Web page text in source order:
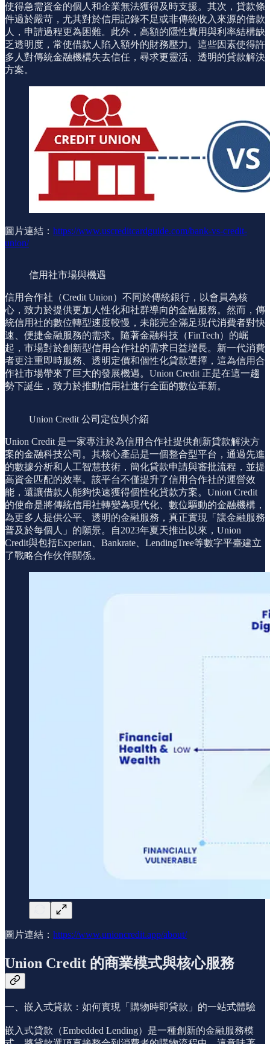
使得急需資金的個人和企業無法獲得及時支援。其次，貸款條
件過於嚴苛，尤其對於信用記錄不足或非傳統收入來源的借款
人，申請過程更為困難。此外，高額的隱性費用與利率結構缺
乏透明度，常使借款人陷入額外的財務壓力。這些因素使得許
多人對傳統金融機構失去信任，尋求更靈活、透明的貸款解決
方案。
圖片連結： https://www.uscreditcardguide.com/bank-vs-credit-
union/
信用社市場與機遇
信用合作社（Credit Union）不同於傳統銀行，以會員為核
心，致力於提供更加人性化和社群導向的金融服務。然而，傳
統信用社的數位轉型速度較慢，未能完全滿足現代消費者對快
速、便捷金融服務的需求。隨著金融科技（FinTech）的崛
起，市場對於創新型信用合作社的需求日益增長。新一代消費
者更注重即時服務、透明定價和個性化貸款選擇，這為信用合
作社市場帶來了巨大的發展機遇。Union Credit 正是在這一趨
勢下誕生，致力於推動信用社進行全面的數位革新。
Union Credit 公司定位與介紹
Union Credit 是一家專注於為信用合作社提供創新貸款解決方
案的金融科技公司。其核心產品是一個整合型平台，通過先進
的數據分析和人工智慧技術，簡化貸款申請與審批流程，並提
高資金匹配的效率。該平台不僅提升了信用合作社的運營效
能，還讓借款人能夠快速獲得個性化貸款方案。Union Credit
的使命是將傳統信用社轉變為現代化、數位驅動的金融機構，
為更多人提供公平、透明的金融服務，真正實現「讓金融服務
普及於每個人」的願景。自2023年夏天推出以來，Union
Credit與包括Experian、Bankrate、LendingTree等數字平臺建立
了戰略合作伙伴關係。
圖片連結： https://www.unioncredit.app/about/
Union Credit 的商業模式與核心服務
一、嵌入式貸款：如何實現「購物時即貸款」的一站式體驗
嵌入式貸款（Embedded Lending）是一種創新的金融服務模